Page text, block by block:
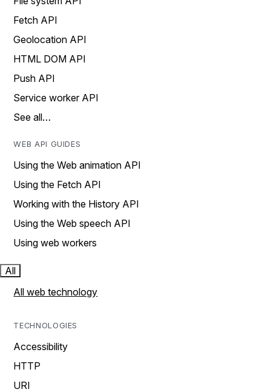
Fetch API
Geolocation API
HTML DOM API
Push API
Service worker API
See all…
WEB API GUIDES
Using the Web animation API
Using the Fetch API
Working with the History API
Using the Web speech API
Using web workers
All
All web technology
TECHNOLOGIES
Accessibility
HTTP
URI